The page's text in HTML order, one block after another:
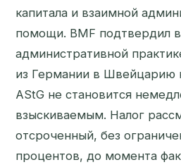
капитала и взаимной
помощи. BMF подтвердил
административной
из Германии в Швейцарию
AStG не становится
взыскиваемым. Налог
отсроченный, без
процентов, до момента